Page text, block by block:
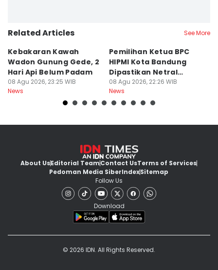
Related Articles See More
Kebakaran Kawah
Wadon Gunung Gede, 2
Hari Api Belum Padam
08 Agu 2026, 23:25 WIB
News
Pemilihan Ketua BPC
HIPMI Kota Bandung
Dipastikan Netral
Tanpa Tekanan
08 Agu 2026, 22:26 WIB
News
About UsEditorial TeamContact UsTerms of Services
Pedoman Media SiberIndexSitemap
Follow Us
Download
© 2026 IDN. All Rights Reserved.